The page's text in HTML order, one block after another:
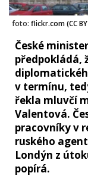
foto: flickr.com (CC
České
předpokládá,
v termínu,
řekla mluvčí
Valentová.
pracovníky v
ruského
Londýn z
popírá.